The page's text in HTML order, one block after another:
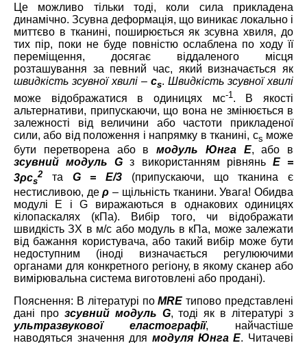
Це можливо тільки тоді, коли сила прикладена
динамічно. Зсувна деформація, що виникає локально і
миттєво в тканині, поширюється як зсувна хвиля, до
тих пір, поки не буде повністю ослаблена по ходу її
переміщення, досягає віддаленого місця
розташування за певний час, який визначається як
швидкість зсувної хвилі – cs. Швидкість зсувної хвилі
може відображатися в одиницях мс-1. В якості
альтернативи, припускаючи, що вона не змінюється в
залежності від величини або частоти прикладеної
сили, або від положення і напрямку в тканині, cs може
бути перетворена або в модуль Юнга Е, або в
зсувний модуль Gз використанням рівнянь Е =
3ρcs
2 та G = E/3 (припускаючи, що тканина є
нестисливою, деρ – щільність тканини. Увага! Обидва
модулі E і G виражаються в однакових одиницях
кілопаскалях (кПа). Вибір того, чи відображати
швидкість ЗХ в м/с або модуль в кПа, може залежати
від бажання користувача, або такий вибір може бути
недоступним (іноді визначається регулюючими
органами для конкретного регіону, в якому сканер або
вимірювальна система виготовлені або продані).
Пояснення: В літературі поMRЕ типово представлені
дані про зсувний модуль G, тоді як в літературі з
ультразвукової еластографії, найчастіше
наводяться значення для модуля Юнга Е. Читачеві